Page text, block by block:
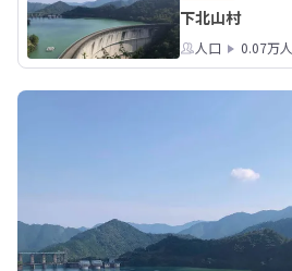
下北山村
人口 0.07万人